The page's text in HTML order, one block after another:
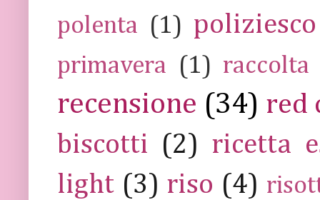
polenta (1) poliziesco
primavera (1) raccolta
recensione (34) red
biscotti (2) ricetta
light (3) riso (4)